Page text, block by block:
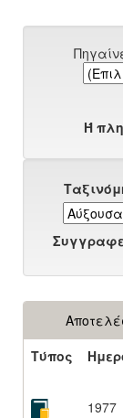
Ή
Τύπος
1977